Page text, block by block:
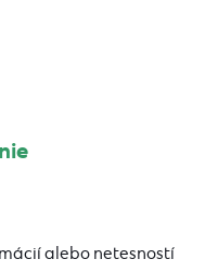
alebo netesností